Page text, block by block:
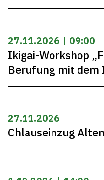
27.11.2026 | 09:00
Ikigai-Workshop
Berufung mit dem
27.11.2026
Chlauseinzug